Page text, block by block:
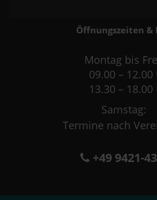
Öffnungszeiten &
Montag bis
09.00 – 12.00
13.30 – 18.00
Samstag:
Termine nach
+49 9421-